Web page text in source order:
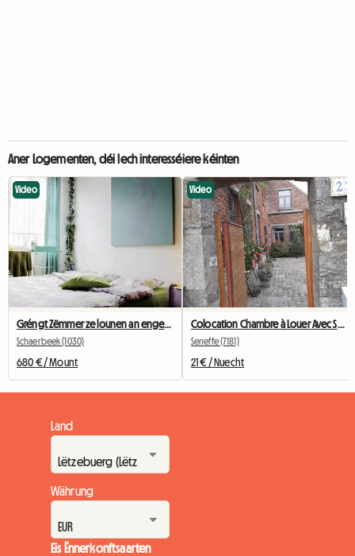
Aner Logementen, déi Iech interesséiere kéinten
Video
Gréngt Zëmmer ze lounen an engem Haus zu Bréissel
Schaerbeek (1030)
680 € / Mount
Video
Seneffe (7181)
21 € / Nuecht
Land
Währung
Eis Ënnerkonftsaarten